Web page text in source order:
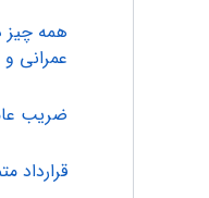
همه چیز
عمرانی و
ضریب
قرارداد